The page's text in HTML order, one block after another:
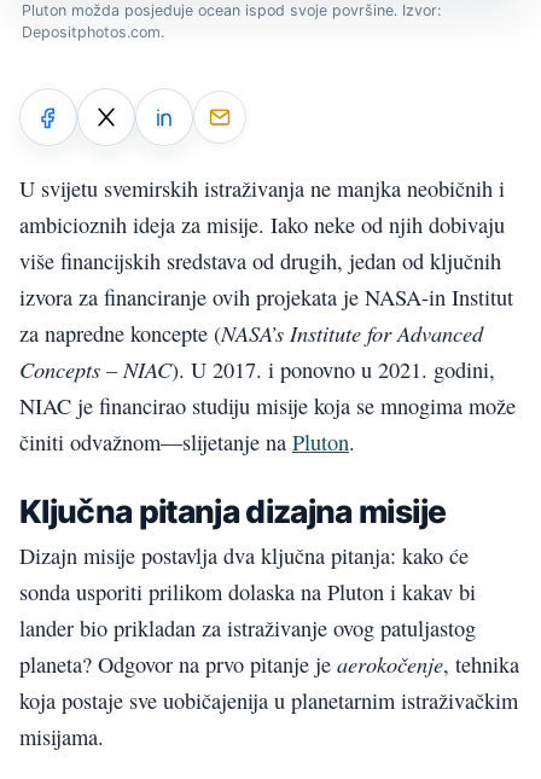
Pluton možda posjeduje ocean ispod svoje površine. Izvor:
Depositphotos.com.
U svijetu svemirskih istraživanja ne manjka neobičnih i
ambicioznih ideja za misije. Iako neke od njih dobivaju
više financijskih sredstava od drugih, jedan od ključnih
izvora za financiranje ovih projekata je NASA-in Institut
za napredne koncepte (NASA’s Institute for Advanced
Concepts – NIAC). U 2017. i ponovno u 2021. godini,
NIAC je financirao studiju misije koja se mnogima može
činiti odvažnom—slijetanje na Pluton.
Ključna pitanja dizajna misije
Dizajn misije postavlja dva ključna pitanja: kako će
sonda usporiti prilikom dolaska na Pluton i kakav bi
lander bio prikladan za istraživanje ovog patuljastog
planeta? Odgovor na prvo pitanje je aerokočenje, tehnika
koja postaje sve uobičajenija u planetarnim istraživačkim
misijama.